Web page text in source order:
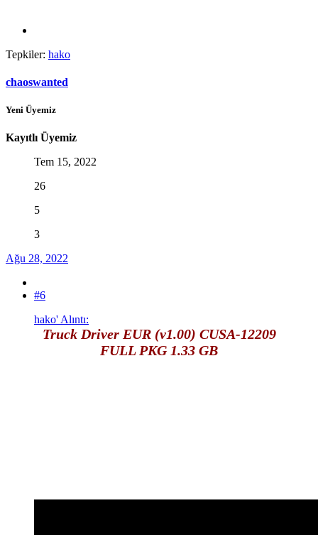
Tepkiler: hako
chaoswanted
Yeni Üyemiz
Kayıtlı Üyemiz
Tem 15, 2022
26
5
3
Ağu 28, 2022
#6
hako' Alıntı:
Truck Driver EUR (v1.00) CUSA-12209
FULL PKG 1.33 GB